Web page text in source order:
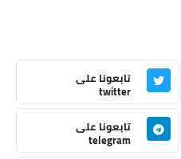
تابعونا على
twitter
تابعونا على
telegram